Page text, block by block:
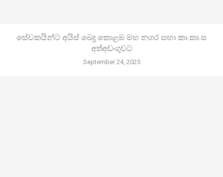
සේවකයින්ට අයිස් බෙදූ කොළඹ මහ නගර සභා කා.කා.ස
අත්අඩංගුවට
September 24, 2025